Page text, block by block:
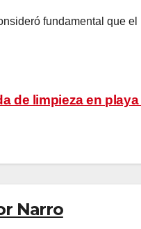
fundamental que
de limpieza en
Narro